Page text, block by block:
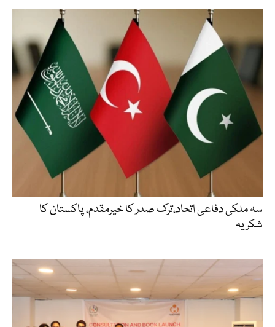
سہ ملکی دفاعی اتحاد،ترک صدر کا خیرمقدم، پاکستان کا
شکریہ